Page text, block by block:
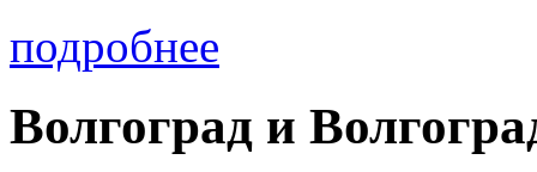
подробнее
Волгоград и